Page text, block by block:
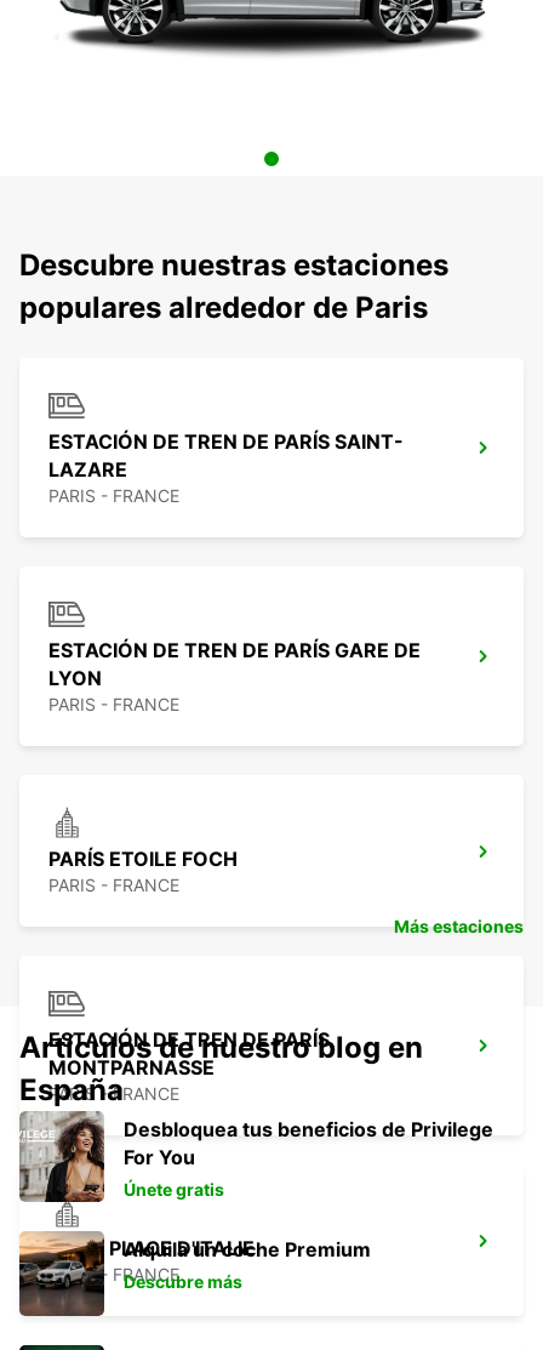
Descubre nuestras estaciones
populares alrededor de Paris
ESTACIÓN DE TREN DE PARÍS SAINT-
LAZARE
PARIS - FRANCE
ESTACIÓN DE TREN DE PARÍS GARE DE
LYON
PARIS - FRANCE
PARÍS ETOILE FOCH
PARIS - FRANCE
ESTACIÓN DE TREN DE PARÍS
MONTPARNASSE
PARIS - FRANCE
PARÍS PLACE D'ITALIE
PARIS - FRANCE
Más estaciones
Artículos de nuestro blog en
España
Desbloquea tus beneficios de Privilege
For You
Únete gratis
Alquila un coche Premium
Descubre más